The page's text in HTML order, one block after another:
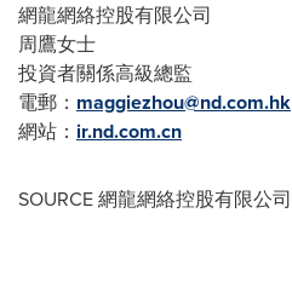
網龍網絡控股有限公司
周鷹女士
投資者關係高級總監
電郵： maggiezhou@nd.com.hk
網站： ir.nd.com.cn
SOURCE 網龍網絡控股有限公司